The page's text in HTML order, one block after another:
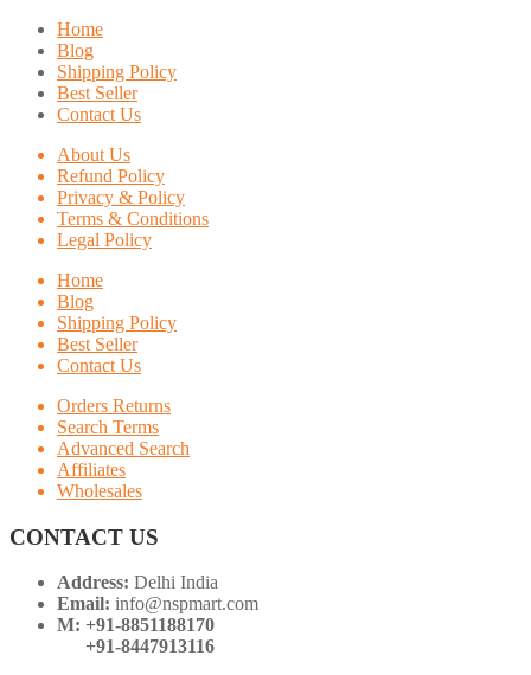
Home
Blog
Shipping Policy
Best Seller
Contact Us
About Us
Refund Policy
Privacy & Policy
Terms & Conditions
Legal Policy
Home
Blog
Shipping Policy
Best Seller
Contact Us
Orders Returns
Search Terms
Advanced Search
Affiliates
Wholesales
CONTACT US
Address: Delhi India
Email: info@nspmart.com
M: +91-8851188170
+91-8447913116